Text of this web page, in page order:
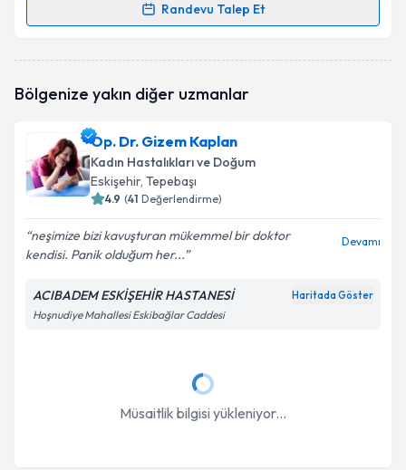
Randevu Talep Et
Randevu Takvimi Talebi
oluşturun. Size bu uzmandan randevu almanız için bir
E-posta Adresiniz
Kişisel verilerimin işlenmesine ilişkinAydınlatma
Metni'ni okudum ve kişisel verilerimin belirtilen
Bölgenize yakın diğer uzmanlar
Op. Dr. Gizem Kaplan
Kadın Hastalıkları ve Doğum
Eskişehir, Tepebaşı
4.9 (41 Değerlendirme)
neşimize bizi kavuşturan mükemmel bir doktor
kendisi. Panik olduğum her...
Devamı
ACIBADEM ESKİŞEHİR HASTANESİ Haritada Göster
Hoşnudiye Mahallesi Eskibağlar Caddesi
Müsaitlik bilgisi yükleniyor...